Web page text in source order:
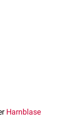
Harnblase